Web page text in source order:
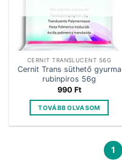
CERNIT TRANSLUCENT 56G
Cernit Trans süthető gyurma
rubinpiros 56g
990 Ft
TOVÁBB OLVASOM
1